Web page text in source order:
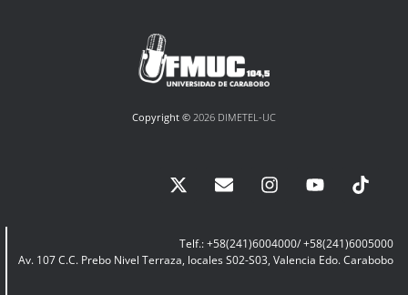
Copyright © 2026 DIMETEL-UC
Telf.: +58(241)6004000/ +58(241)6005000
Av. 107 C.C. Prebo Nivel Terraza, locales S02-S03, Valencia Edo. Carabobo